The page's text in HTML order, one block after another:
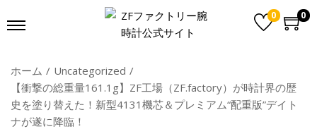
0 0
ホーム / Uncategorized /
【衝撃の総重量161.1g】ZF工場（ZF.factory）が時計界の歴
史を塗り替えた！新型4131機芯＆プレミアム“配重版”デイト
ナが遂に降臨！